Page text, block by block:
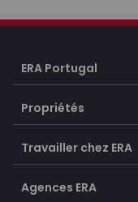
ERA Portugal
Propriétés
Travailler chez ERA
Agences ERA